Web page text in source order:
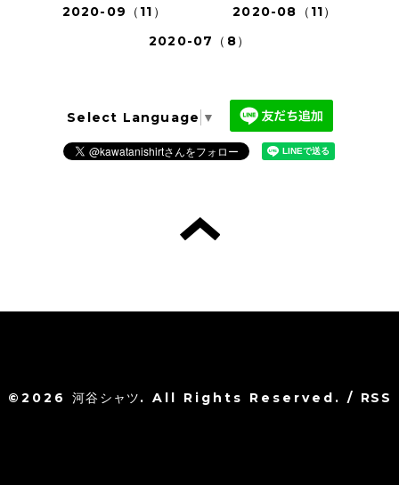
2020-09（11）
2020-08（11）
2020-07（8）
Select Language ▼
©2026河谷シャツ. All Rights Reserved. / RSS